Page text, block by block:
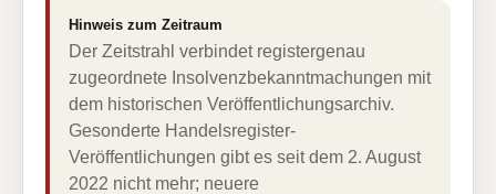
Hinweis zum Zeitraum
Der Zeitstrahl verbindet registergenau
zugeordnete Insolvenzbekanntmachungen mit
dem historischen Veröffentlichungsarchiv.
Gesonderte Handelsregister-
Veröffentlichungen gibt es seit dem 2. August
2022 nicht mehr; neuere